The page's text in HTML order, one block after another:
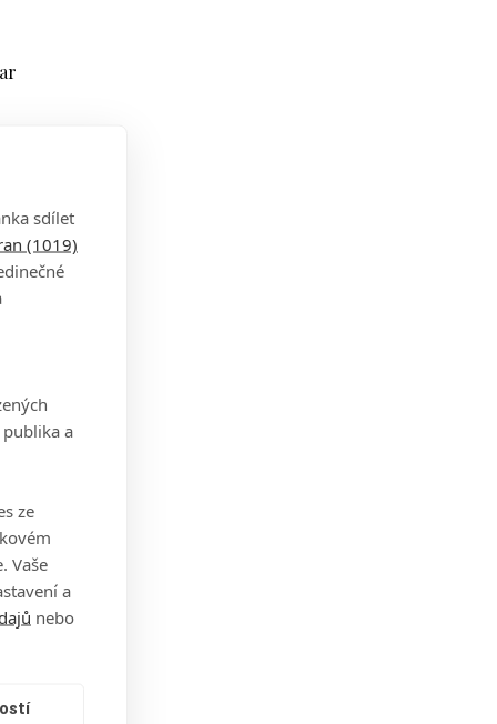
sdílet
(1019)
a
ze
Vaše
a
nebo